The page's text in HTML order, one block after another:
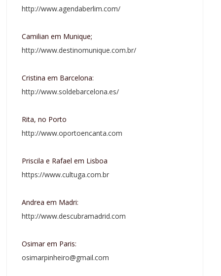
http://www.agendaberlim.com/
Camilian em Munique;
http://www.destinomunique.com.br/
Cristina em Barcelona:
http://www.soldebarcelona.es/
Rita, no Porto
http://www.oportoencanta.com
Priscila e Rafael em Lisboa
https://www.cultuga.com.br
Andrea em Madri:
http://www.descubramadrid.com
Osimar em Paris:
osimarpinheiro@gmail.com